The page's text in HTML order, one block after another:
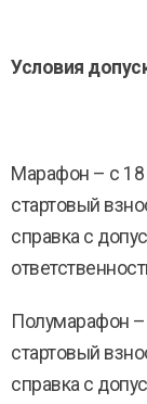
Условия
Марафон – с 18
стартовый
справка с
Полумарафон –
стартовый
справка с